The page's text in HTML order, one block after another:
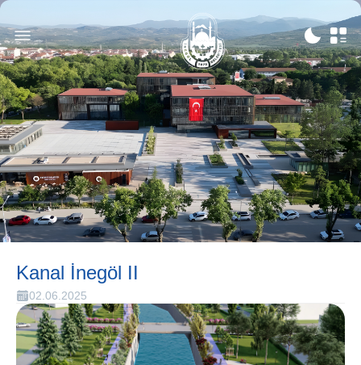
Kanal İnegöl II
02.06.2025